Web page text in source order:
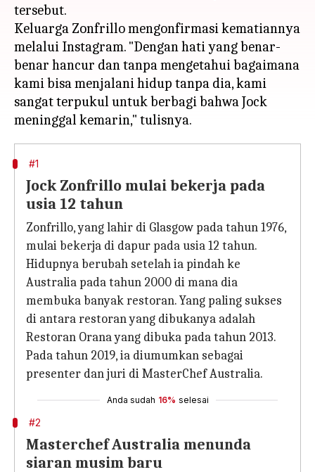
tersebut.
Keluarga Zonfrillo mengonfirmasi kematiannya
melalui Instagram. "Dengan hati yang benar-
benar hancur dan tanpa mengetahui bagaimana
kami bisa menjalani hidup tanpa dia, kami
sangat terpukul untuk berbagi bahwa Jock
#1
Jock Zonfrillo mulai bekerja pada
usia 12 tahun
Zonfrillo, yang lahir di Glasgow pada tahun 1976,
mulai bekerja di dapur pada usia 12 tahun.
Hidupnya berubah setelah ia pindah ke
Australia pada tahun 2000 di mana dia
membuka banyak restoran. Yang paling sukses
di antara restoran yang dibukanya adalah
Restoran Orana yang dibuka pada tahun 2013.
Pada tahun 2019, ia diumumkan sebagai
presenter dan juri di MasterChef Australia.
Anda sudah 16% selesai
#2
Masterchef Australia menunda
siaran musim baru